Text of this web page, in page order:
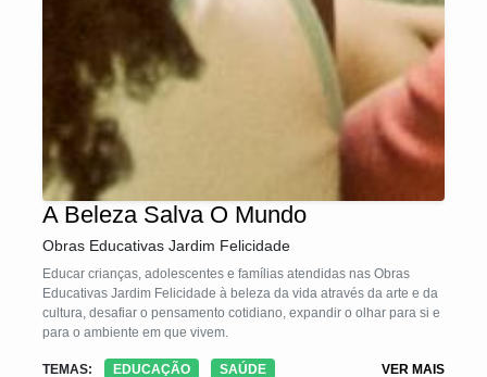
A Beleza Salva O Mundo
Obras Educativas Jardim Felicidade
Educar crianças, adolescentes e famílias atendidas nas Obras
Educativas Jardim Felicidade à beleza da vida através da arte e da
cultura, desafiar o pensamento cotidiano, expandir o olhar para si e
para o ambiente em que vivem.
TEMAS: EDUCAÇÃO SAÚDE VER MAIS